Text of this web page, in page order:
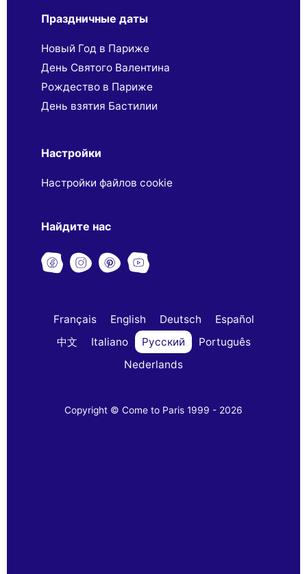
Праздничные даты
Новый Год в Париже
День Святого Валентина
Рождество в Париже
День взятия Бастилии
Настройки
Настройки файлов cookie
Найдите нас
Français English Deutsch
Español
中文
Italiano Русский
Português
Nederlands
Copyright © Come to Paris 1999 - 2026